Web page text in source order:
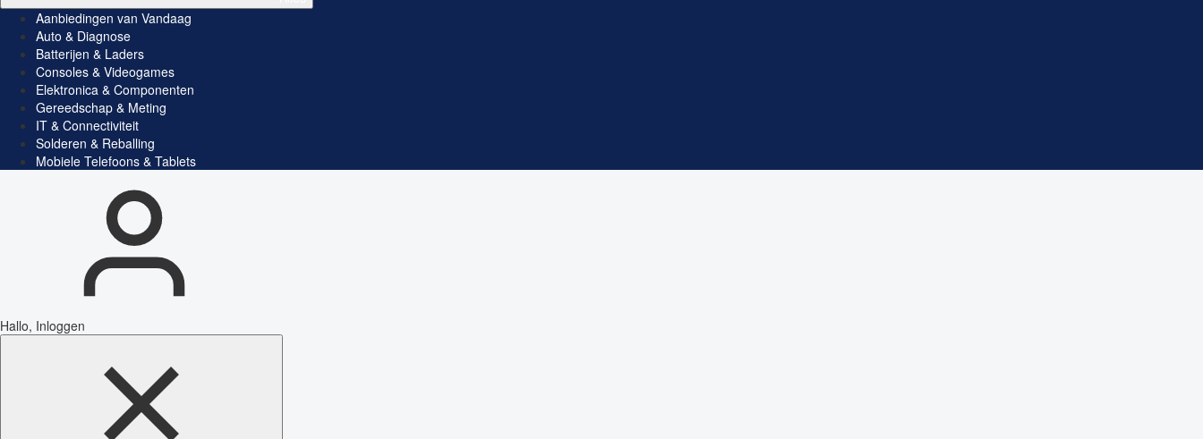
Aanbiedingen van Vandaag
Auto & Diagnose
Batterijen & Laders
Consoles & Videogames
Elektronica & Componenten
Gereedschap & Meting
IT & Connectiviteit
Solderen & Reballing
Mobiele Telefoons & Tablets
Hallo, Inloggen